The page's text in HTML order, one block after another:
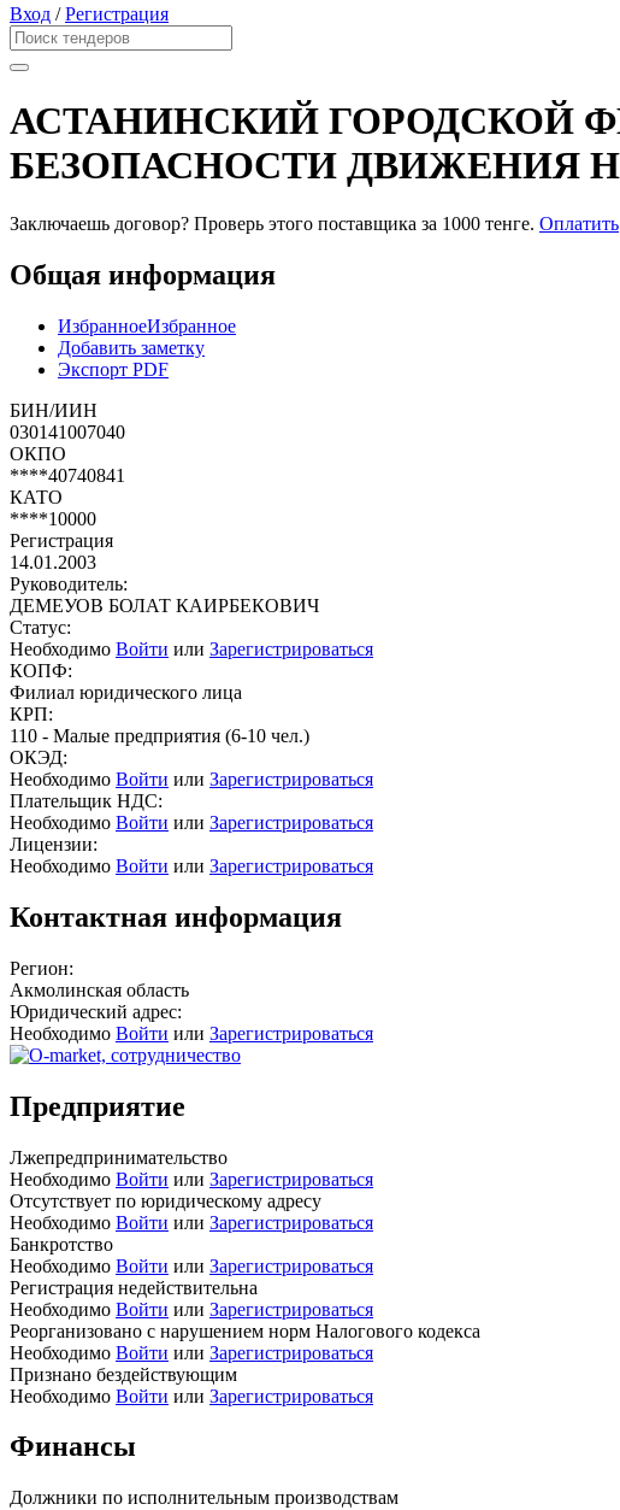
Вход /Регистрация
АСТАНИНСКИЙ ГОРОДСКОЙ
БЕЗОПАСНОСТИ ДВИЖЕНИЯ
Заключаешь договор? Проверь этого поставщика за 1000 тенге. Оплатить
Общая информация
ИзбранноеИзбранное
Добавить заметку
Экспорт PDF
БИН/ИИН
030141007040
ОКПО
****40740841
КАТО
****10000
Регистрация
14.01.2003
Руководитель:
ДЕМЕУОВ БОЛАТ КАИРБЕКОВИЧ
Статус:
Необходимо Войти или Зарегистрироваться
КОПФ:
Филиал юридического лица
КРП:
110 - Малые предприятия (6-10 чел.)
ОКЭД:
Необходимо Войти или Зарегистрироваться
Плательщик НДС:
Необходимо Войти или Зарегистрироваться
Лицензии:
Необходимо Войти или Зарегистрироваться
Контактная информация
Регион:
Акмолинская область
Юридический адрес:
Необходимо Войти или Зарегистрироваться
Предприятие
Лжепредпринимательство
Необходимо Войти или Зарегистрироваться
Отсутствует по юридическому адресу
Необходимо Войти или Зарегистрироваться
Банкротство
Необходимо Войти или Зарегистрироваться
Регистрация недействительна
Необходимо Войти или Зарегистрироваться
Реорганизовано с нарушением норм Налогового кодекса
Необходимо Войти или Зарегистрироваться
Признано бездействующим
Необходимо Войти или Зарегистрироваться
Финансы
Должники по исполнительным производствам